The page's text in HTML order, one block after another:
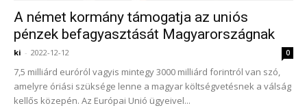
A német kormány támogatja az uniós
pénzek befagyasztását Magyarországnak
ki - 2022-12-12 0
7,5 milliárd euróról vagyis mintegy 3000 milliárd forintról van szó,
amelyre óriási szüksége lenne a magyar költségvetésnek a válság
kellős közepén. Az Európai Unió ügyeivel...